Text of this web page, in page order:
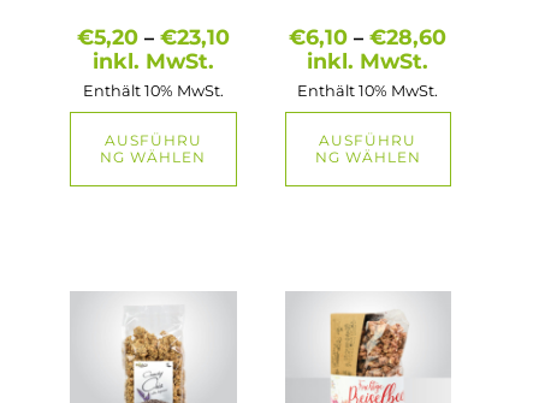
€5,20 – €23,10Preisspanne:
inkl. MwSt.
Enthält 10% MwSt.
AUSFÜHRU
NG WÄHLEN
werden
€6,10 –€28,60
inkl. MwSt.
Enthält 10% MwSt.
AUSFÜHRU
NG WÄHLEN
werden
Produkt
mehrere
Varianten